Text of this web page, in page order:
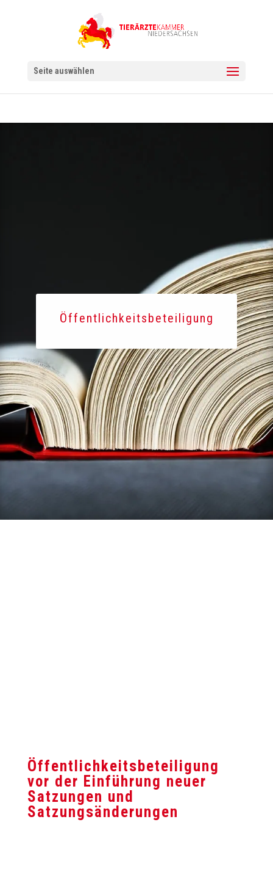
Seite auswählen
Öffentlichkeitsbeteiligung
Öffentlichkeitsbeteiligung
vor der Einführung neuer
Satzungen und
Satzungsänderungen